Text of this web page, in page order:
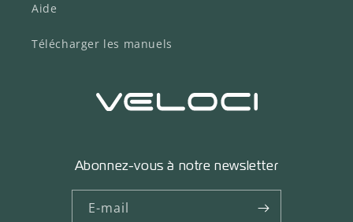
Aide
Télécharger les manuels
Abonnez-vous à notre newsletter
E-mail